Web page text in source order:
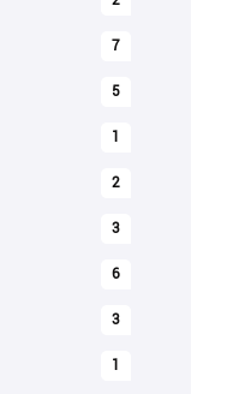
7
5
1
2
3
6
3
1